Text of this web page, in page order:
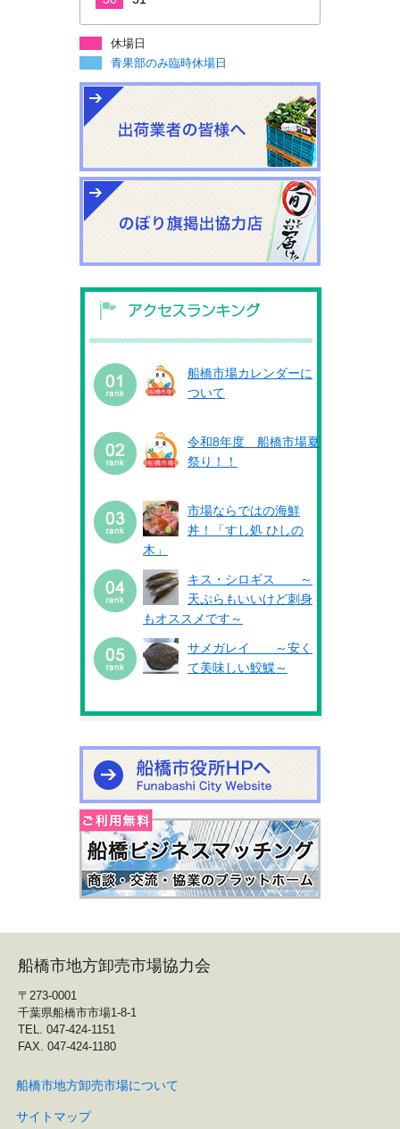
休場日
青果部のみ臨時休場日
船橋市場カレンダーに
ついて
令和8年度 船橋市場夏
祭り！！
市場ならではの海鮮
丼！「すし処 ひしの
木」
キス・シロギス ～
天ぷらもいいけど刺身
もオススメです～
サメガレイ ～安く
て美味しい鮫鰈～
船橋市地方卸売市場協力会
〒273-0001
千葉県船橋市市場1-8-1
TEL. 047-424-1151
FAX. 047-424-1180
船橋市地方卸売市場について
サイトマップ